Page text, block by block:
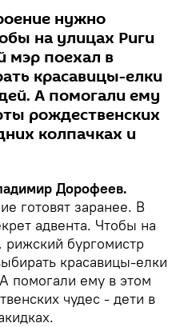
нужно
на улицах Риги
мэр поехал в
красавицы-елки
А помогали ему
рождественских
колпачках и
Дорофеев.
готовят заранее. В
адвента. Чтобы на
рижский бургомистр
красавицы-елки
помогали ему в этом
чудес - дети в